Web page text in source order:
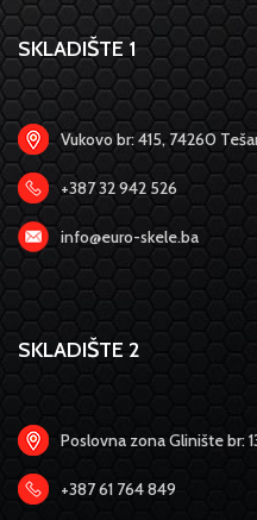
SKLADIŠTE 1
Vukovo br: 415, 74260
+387 32 942 526
info@euro-skele.ba
SKLADIŠTE 2
Poslovna zona Glinište br:
+387 61 764 849